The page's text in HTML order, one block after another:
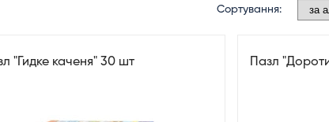
Сортування:
"Гидке каченя" 30 шт Пазл